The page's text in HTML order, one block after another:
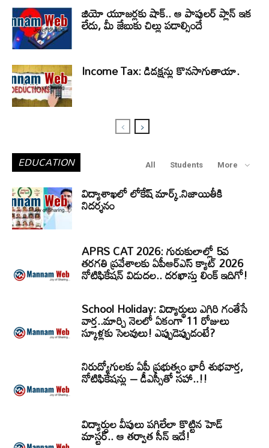
జియో యూజర్లకు షాక్.. ఆ పాపులర్ ప్లాన్ ఇక
లేదు, మీ జేబుకు చిల్లు పడాల్సిందే
Income Tax: డిడక్షన్లు కొనసాగుతాయా.
EDUCATION All Students More
విద్యాశాఖలో లోకేష్ మార్క్.నిజాయితీకి
నిదర్శనం
APRS CAT 2026: గురుకులాల్లో 5వ
తరగతి ప్రవేశాలకు ఏపీఆర్‌ఎస్‌ క్యాట్‌ 2026
నోటిఫికేషన్‌ విడుదల.. దరఖాస్తు లింక్‌ ఇదిగో!
School Holiday: విద్యార్థులు ఎగిరి గంతేసే
వార్త..మార్చి నెలలో ఏకంగా 11 రోజులు
స్కూళ్లకు సెలవులు! ఎప్పుడెప్పుడంటే?
నిరుద్యోగులకు ఏపీ ప్రభుత్వం భారీ శుభవార్త,
నోటిఫికేషన్లు – డీఎస్సీతో సహా..!!
విద్యార్ధుల వీపులు పగిలేలా కొట్టిన హెడ్
మాస్టర్.. ఆ తర్వాత సీన్‌ ఇదే!